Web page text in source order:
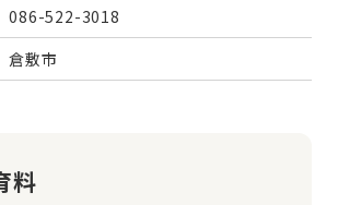
086-522-3018
倉敷市
料